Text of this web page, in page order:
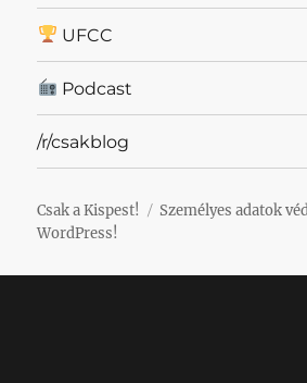
UFCC
Podcast
/r/csakblog
Csak a Kispest! Személyes adatok
WordPress!